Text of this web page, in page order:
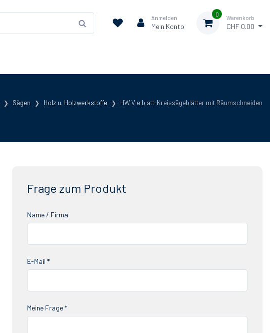
Anmelden
Mein Konto
0
Warenkorb
CHF 0.00
Sägen Holz u. Holzwerkstoffe HW Vielblatt-Kreissägeblätter mit Räumschneiden
Frage zum Produkt
Name / Firma
E-Mail *
Meine Frage *